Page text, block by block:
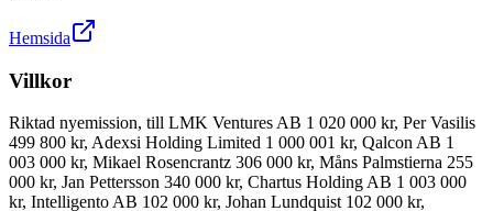
Hemsida
Villkor
Riktad nyemission, till LMK Ventures AB 1 020 000 kr, Per Vasilis
499 800 kr, Adexsi Holding Limited 1 000 001 kr, Qalcon AB 1
003 000 kr, Mikael Rosencrantz 306 000 kr, Måns Palmstierna 255
000 kr, Jan Pettersson 340 000 kr, Chartus Holding AB 1 003 000
kr, Intelligento AB 102 000 kr, Johan Lundquist 102 000 kr,